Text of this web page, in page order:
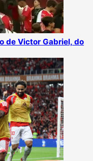
de Victor Gabriel, do